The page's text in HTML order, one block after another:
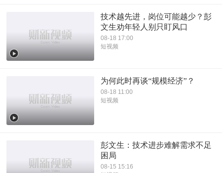
技术越先进，岗位可能越少？彭
文生劝年轻人别只盯风口
08-18 17:00
短视频
为何此时再谈“规模经济”？
08-18 11:00
短视频
彭文生：技术进步难解需求不足
困局
08-15 15:16